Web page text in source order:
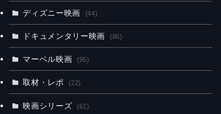
ディズニー映画 (44)
ドキュメンタリー映画 (86)
マーベル映画 (95)
取材・レポ (22)
映画シリーズ (61)